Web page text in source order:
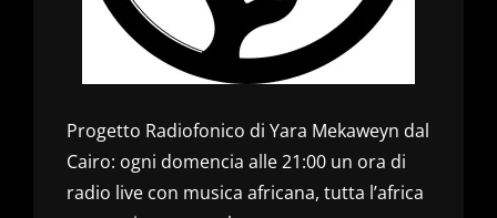
Progetto Radiofonico di Yara Mekaweyn dal
Cairo: ogni domencia alle 21:00 un ora di
radio live con musica africana, tutta l’africa